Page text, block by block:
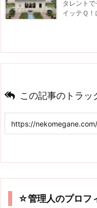
タレント
イッテＱ
この記事のトラッ
☆管理人のプロフ